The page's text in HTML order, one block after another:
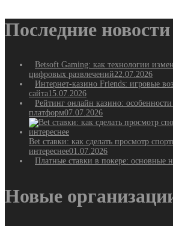
Последние новости
Betsoft Gaming: как технологии
цифровых развлечений22.07.2026
Интернет-казино Friends: игровые
сайта15.07.2026
Рейтинг онлайн казино:
платформ07.07.2026
Bet ставки: как сделать просмотр
интереснее01.07.2026
Платные ставки в покере: основные
Новые